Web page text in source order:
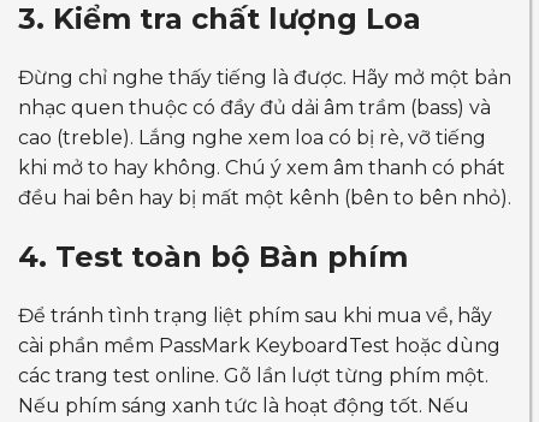
3. Kiểm tra chất lượng Loa
Đừng chỉ nghe thấy tiếng là được. Hãy mở một bản
nhạc quen thuộc có đầy đủ dải âm trầm (bass) và
cao (treble). Lắng nghe xem loa có bị rè, vỡ tiếng
khi mở to hay không. Chú ý xem âm thanh có phát
đều hai bên hay bị mất một kênh (bên to bên nhỏ).
4. Test toàn bộ Bàn phím
Để tránh tình trạng liệt phím sau khi mua về, hãy
cài phần mềm PassMark KeyboardTest hoặc dùng
các trang test online. Gõ lần lượt từng phím một.
Nếu phím sáng xanh tức là hoạt động tốt. Nếu